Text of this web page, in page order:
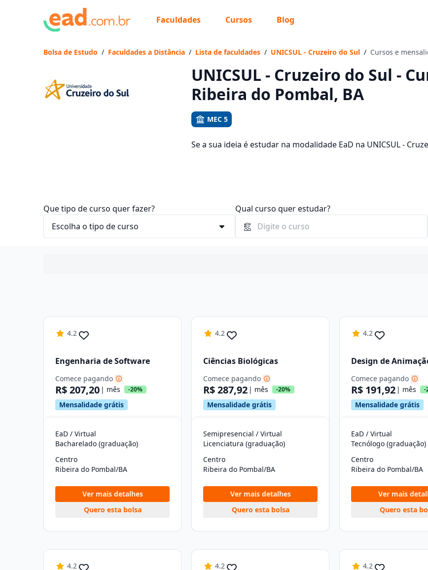
Faculdades Cursos Blog
Vamos te guiar no caminho ideal para seus estudos
Bolsa de Estudo / Faculdades a Distância / Lista de faculdades / UNICSUL - Cruzeiro do Sul / Cursos e
UNICSUL - Cruzeiro do Sul -
Ribeira do Pombal, BA
MEC 5
Se a sua ideia é estudar na modalidade EaD na UNICSUL -
Que tipo de curso quer fazer? Qual curso quer estudar?
4.2
Engenharia de Software
Comece pagando
R$ 207,20 | mês -20%
Mensalidade grátis
EaD / Virtual
Bacharelado (graduação)
Centro
Ribeira do Pombal/BA
Ver mais detalhes
Quero esta bolsa
4.2
Ciências Biológicas
Comece pagando
R$ 287,92 | mês -20%
Mensalidade grátis
Semipresencial / Virtual
Licenciatura (graduação)
Centro
Ribeira do Pombal/BA
Ver mais detalhes
Quero esta bolsa
4.2
Design de
Comece pagando
R$ 191,92 | mês -
Mensalidade grátis
EaD / Virtual
Tecnólogo (graduação)
Centro
Ribeira do Pombal/BA
Ver mais
Quero esta
4.2 4.2 4.2